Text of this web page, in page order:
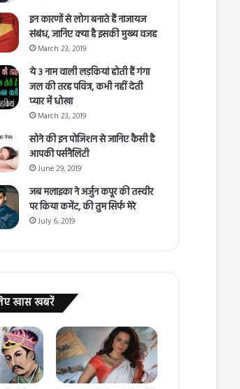
इन कारणों से लोग बनाते हैं नाजायज
संबंध, जानिए क्या है इसकी मुख्य वजह
March 23, 2019
ये 3 नाम वाली लड़कियां होती हैं गंगा
जल की तरह पवित्र, कभी नहीं देती
प्यार में धोखा
March 23, 2019
सोने की इन पोजिशन से जानिए कैसी है
आपकी पर्सनैलिटी
June 29, 2019
जब मलाइका ने अर्जुन कपूर की तस्वीर
पर किया कमेंट, की तुम सिर्फ मेरे
July 6, 2019
खास खबरें